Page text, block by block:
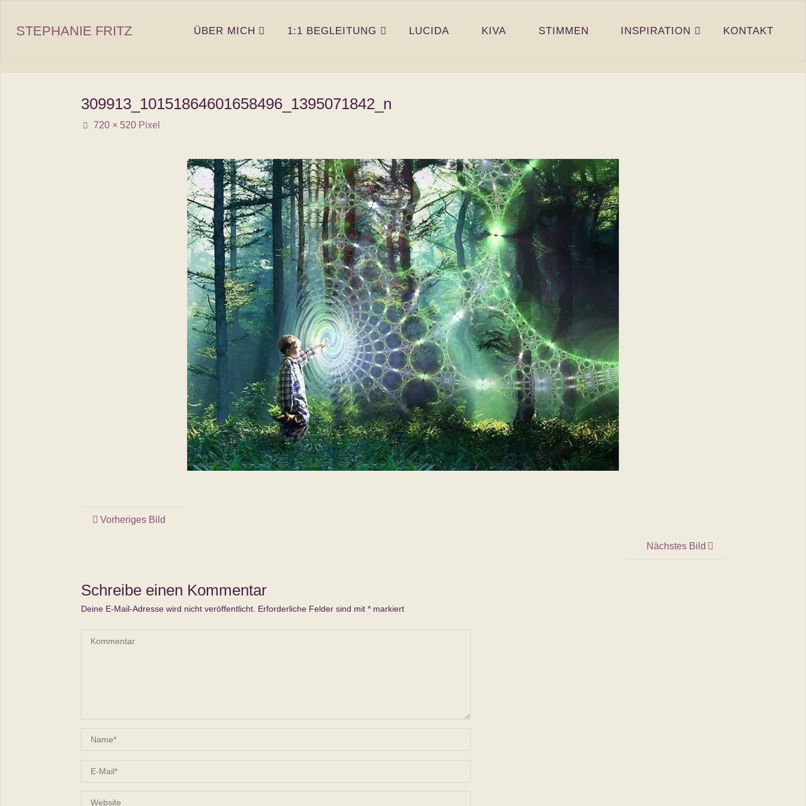
InhaltSTEPHANIE FRITZ ÜBER MICH 1:1 BEGLEITUNG LUCIDA KIVA STIMMEN INSPIRATION KONTAKT
309913_10151864601658496_1395071842_n
Originalgröße
720 × 520 Pixel
Vorheriges Bild
Nächstes Bild
Schreibe einen Kommentar
Deine E-Mail-Adresse wird nicht veröffentlicht. Erforderliche Felder sind mit* markiert